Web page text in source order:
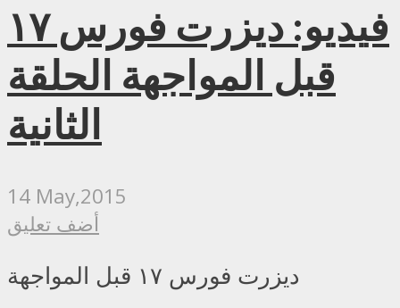
فيديو: ديزرت فورس ١٧
قبل المواجهة الحلقة
الثانية
14 May,2015
أضف تعليق
ديزرت فورس ١٧ قبل المواجهة